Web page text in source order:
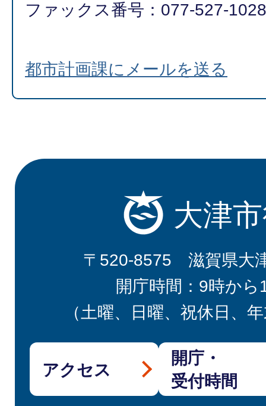
ファックス番号：077-527-1028
都市計画課にメールを送る
大津
〒520-8575 滋賀県大
開庁時間：9時から
（土曜、日曜、祝休日、
アクセス
開庁・
受付時間